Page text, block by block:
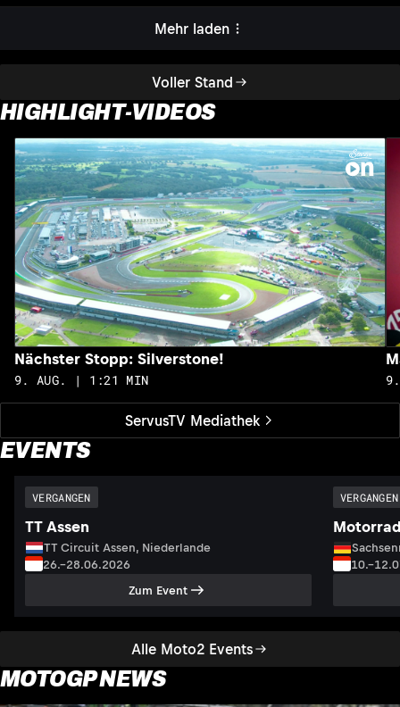
Voller Stand
Mehr laden
HIGHLIGHT-VIDEOS
ServusTV Mediathek
Nächster Stopp: Silverstone!
9. AUG. | 1:21 MIN
EVENTS
Alle Moto2 Events
VERGANGEN
TT Assen
TT Circuit Assen, Niederlande
26.–28.06.2026
Zum Event
VERGANGEN
MOTOGP NEWS